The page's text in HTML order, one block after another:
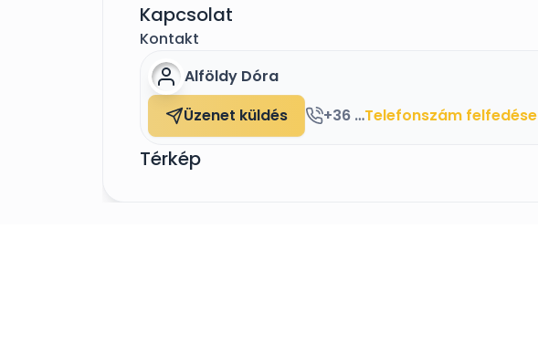
Kapcsolat
Kontakt
Alföldy Dóra
Üzenet küldés
+36 30 971 0393Telefonszám felfedése
Térkép